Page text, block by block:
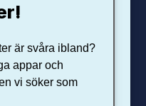
är svåra ibland?
appar och
vi söker som